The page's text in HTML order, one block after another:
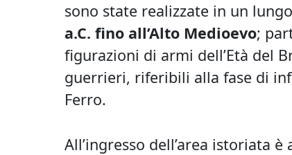
sono state realizzate in un
a.C. fino all’Alto Medioevo;
figurazioni di armi dell’Età del
guerrieri, riferibili alla fase di
Ferro.
All’ingresso dell’area istoriata è